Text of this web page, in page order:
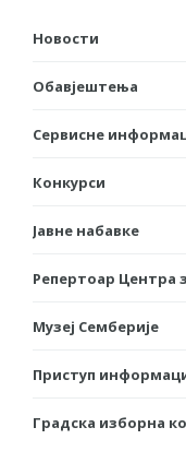
Новости
Обавјештења
Сервисне
Конкурси
Јавне набавке
Репертоар Центра
Музеј Семберије
Приступ
Градска изборна